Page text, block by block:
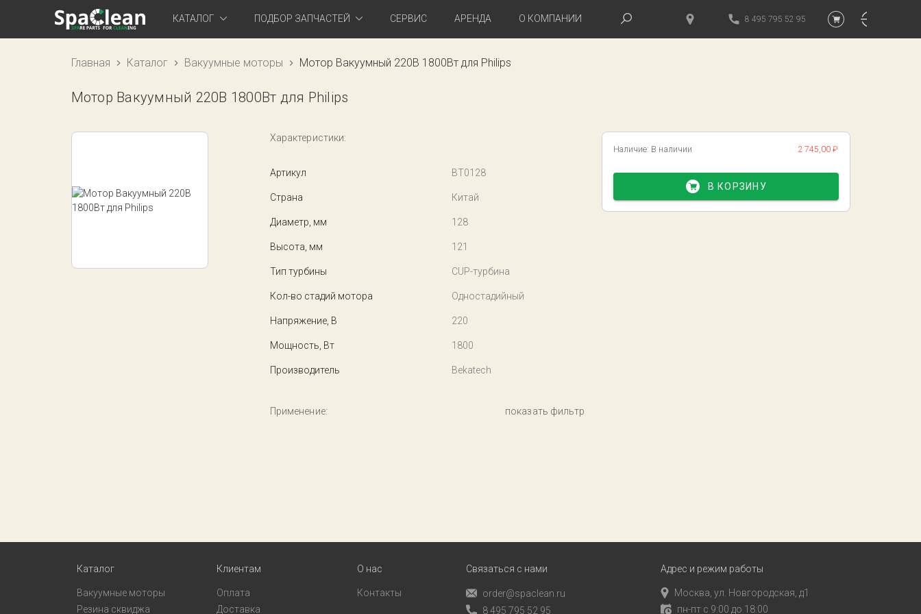
КАТАЛОГ ПОДБОР ЗАПЧАСТЕЙ СЕРВИС АРЕНДА О КОМПАНИИ 8 495 795 52 95
Главная Каталог Вакуумные моторы Мотор Вакуумный 220В 1800Вт для Philips
Мотор Вакуумный 220В 1800Вт для Philips
Характеристики:
Артикул BT0128
Страна Китай
Диаметр, мм 128
Высота, мм 121
Тип турбины CUP-турбина
Кол-во стадий мотора Одностадийный
Напряжение, В 220
Мощность, Вт 1800
Производитель Bekatech
Применение: показать фильтр
Наличие: В наличии 2 745,00 ₽
В КОРЗИНУ
Каталог
Вакуумные моторы
Резина сквиджа
Клиентам
Оплата
Доставка
О нас
Контакты
Связаться с нами
order@spaclean.ru
8 495 795 52 95
Адрес и режим работы
Москва, ул. Новгородская, д1
пн-пт с 9:00 до 18:00